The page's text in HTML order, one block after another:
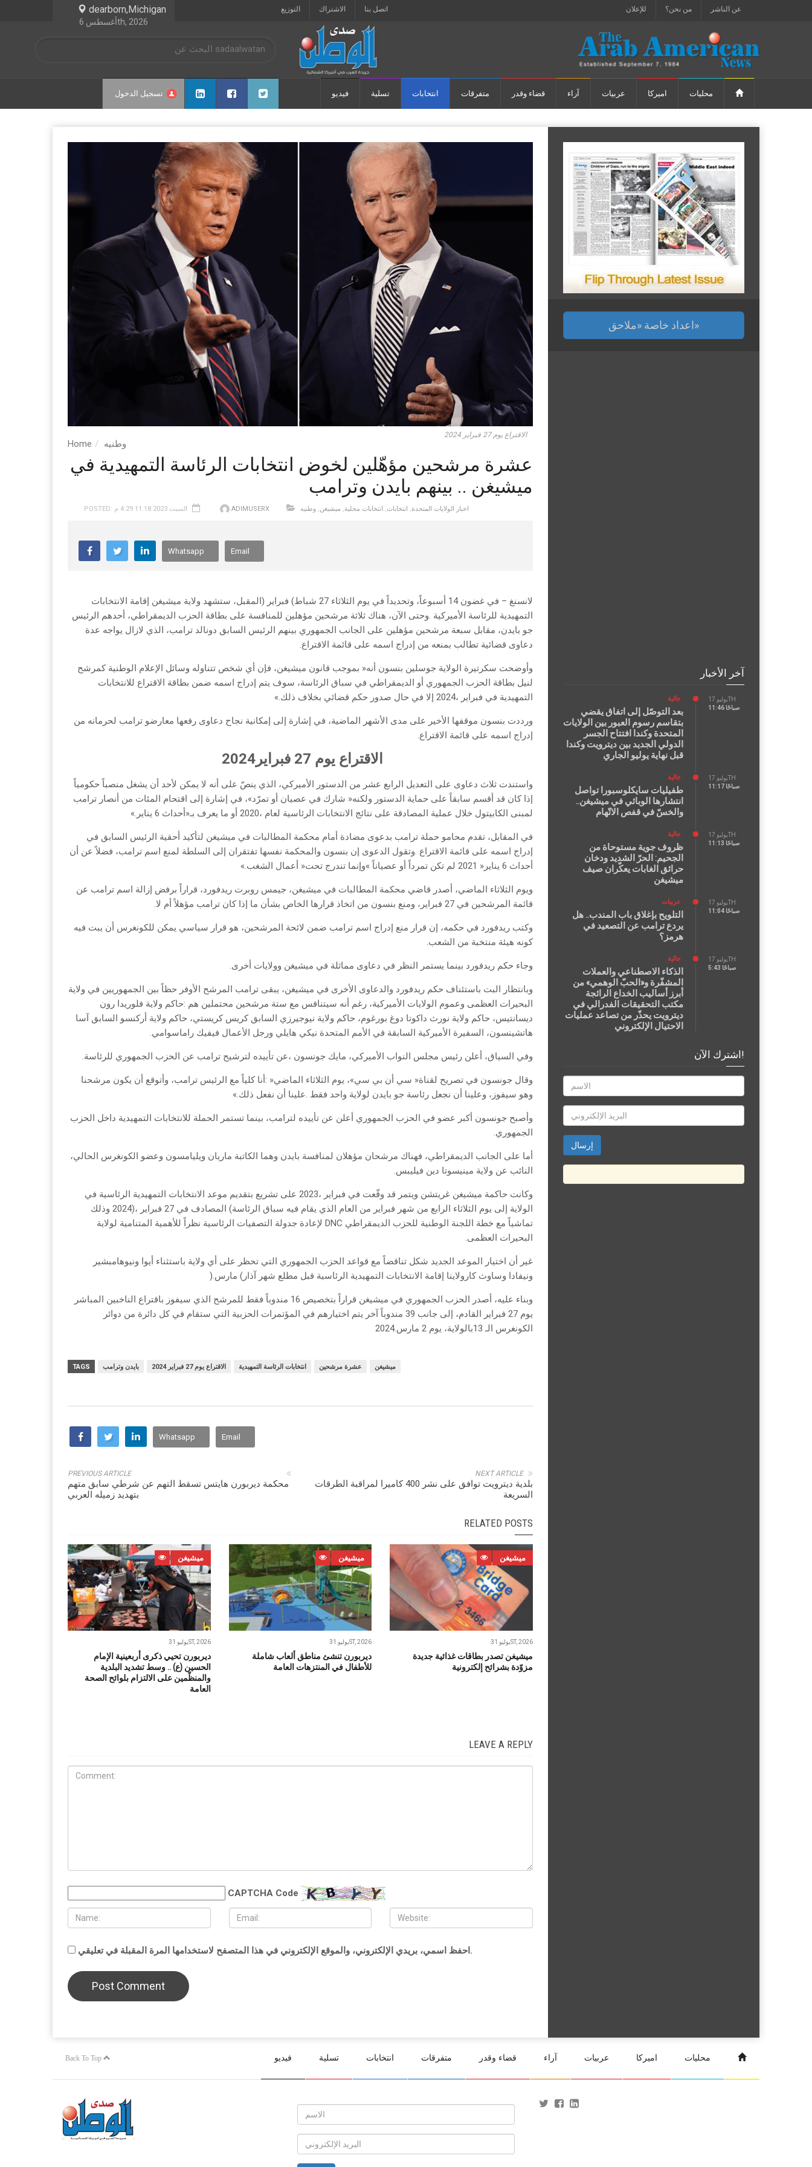
dearborn,Michigan
أغسطس 6th, 2026
اتصل بنا الاشتراك التوزيع عن الناشر من نحن؟ للإعلان
تسجيل الدخول محليات اميركا عربيات آراء قضاء وقدر متفرقات انتخابات تسلية فيديو
الاقتراع يوم 27 فبراير 2024
Home وطنيه
عشرة مرشحين مؤهّلين لخوض انتخابات الرئاسة التمهيدية في
ميشيغن .. بينهم بايدن وترامب
POSTED: السبت 11.18.2023 4:29 م ADIMUSERX اخبار الولايات المتحدة, انتخابات, انتخابات محلية, ميشيغن, وطنيه
Whatsapp Email
‬دعاوى‭ ‬قضائية‭ ‬تطالب‭ ‬بمنعه‭ ‬من‭ ‬إدراج‭ ‬اسمه‭ ‬على‭ ‬قائمة‭ ‬الاقتراع‭.‬
‬التمهيدية‭ ‬في‭ ‬فبراير‭ ‬2024،‭ ‬إلا‭ ‬في‭ ‬حال‭ ‬صدور‭ ‬حكم‭ ‬قضائي‭ ‬بخلاف‭ ‬ذلك‮»‬‭.‬
‬إدراج‭ ‬اسمه‭ ‬على‭ ‬قائمة‭ ‬الاقتراع‭.‬
الاقتراع‭ ‬يوم‭ ‬27‭ ‬فبراير‭ ‬2024
‬لمبنى‭ ‬الكابيتول‭ ‬خلال‭ ‬عملية‭ ‬المصادقة‭ ‬على‭ ‬نتائج‭ ‬الانتخابات‭ ‬الرئاسية‭ ‬لعام‭ ‬2020،‭ ‬أو‭ ‬ما‭ ‬يعرف‭ ‬بـ«أحداث‭ ‬6‭ ‬يناير‮»‬‭.‬
‬أحداث‭ ‬6‭ ‬يناير‭ ‬2021‭ ‬‮«‬لم‭ ‬تكن‭ ‬تمرداً‭ ‬أو‭ ‬عصياناً‮»‬‭ ‬وإنما‭ ‬تندرج‭ ‬تحت‭ ‬‮«‬أعمال‭ ‬الشغب‮»‬‭.‬
‬قائمة‭ ‬المرشحين‭ ‬في‭ ‬27‭ ‬فبراير،‭ ‬ومنع‭ ‬بنسون‭ ‬من‭ ‬اتخاذ‭ ‬قرارها‭ ‬الخاص‭ ‬بشأن‭ ‬ما‭ ‬إذا‭ ‬كان‭ ‬ترامب‭ ‬مؤهلاً‭ ‬أم‭ ‬لا‭.‬
‬كونه‭ ‬هيئة‭ ‬منتخبة‭ ‬من‭ ‬الشعب‭.‬
وجاء‭ ‬حكم‭ ‬ريدفورد‭ ‬بينما‭ ‬يستمر‭ ‬النظر‭ ‬في‭ ‬دعاوى‭ ‬مماثلة‭ ‬في‭ ‬ميشيغن‭ ‬وولايات‭ ‬أخرى‭.‬
‬هاتشينسون،‭ ‬السفيرة‭ ‬الأميركية‭ ‬السابقة‭ ‬في‭ ‬الأمم‭ ‬المتحدة‭ ‬نيكي‭ ‬هايلي‭ ‬ورجل‭ ‬الأعمال‭ ‬فيفيك‭ ‬راماسوامي‭.‬
وفي‭ ‬السياق،‭ ‬أعلن‭ ‬رئيس‭ ‬مجلس‭ ‬النواب‭ ‬الأميركي،‭ ‬مايك‭ ‬جونسون‭ ‬،عن‭ ‬تأييده‭ ‬لترشيح‭ ‬ترامب‭ ‬عن‭ ‬الحزب‭ ‬الجمهوري‭ ‬للرئاسة‭.‬
‬وهو‭ ‬سيفوز،‭ ‬وعلينا‭ ‬أن‭ ‬نجعل‭ ‬رئاسة‭ ‬جو‭ ‬بايدن‭ ‬لولاية‭ ‬واحد‭ ‬فقط‭. ‬علينا‭ ‬أن‭ ‬نفعل‭ ‬ذلك‮»‬‭.‬
‬الجمهوري‭.‬
‬النائب‭ ‬عن‭ ‬ولاية‭ ‬مينيسوتا‭ ‬دين‭ ‬فيليبس‭.‬
‬البحيرات‭ ‬العظمى‭.‬
‬ونيفادا‭ ‬وساوث‭ ‬كارولاينا‭ ‬إقامة‭ ‬الانتخابات‭ ‬التمهيدية‭ ‬الرئاسية‭ ‬قبل‭ ‬مطلع‭ ‬شهر‭ ‬آذار‭ (‬مارس‭).‬
‬الكونغرس‭ ‬الـ13‭ ‬بالولاية،‭ ‬يوم‭ ‬2‭ ‬مارس‭ ‬2024‭.‬
TAGS بايدن وترامب الاقتراع يوم 27 فبراير 2024 انتخابات الرئاسة التمهيدية عشرة مرشحين ميشيغن
Whatsapp Email
NEXT ARTICLE
بلدية ديترويت توافق على نشر 400 كاميرا لمراقبة الطرقات
السريعة
PREVIOUS ARTICLE
محكمة ديربورن هايتس تسقط التهم عن شرطي سابق متهم
بتهديد زميله العربي
RELATED POSTS
ميشيغن
يوليو 31ST, 2026
ديربورن تحيي ذكرى أربعينية الإمام
الحسين (ع) .. وسط تشديد البلدية
والمنظّمين على الالتزام بلوائح الصحة
العامة
ميشيغن
يوليو 31ST, 2026
ديربورن تنشئ مناطق ألعاب شاملة
للأطفال في المنتزهات العامة
ميشيغن
يوليو 31ST, 2026
ميشيغن تصدر بطاقات غذائية جديدة
مزوّدة بشرائح إلكترونية
LEAVE A REPLY
CAPTCHA Code
احفظ اسمي، بريدي الإلكتروني، والموقع الإلكتروني في هذا المتصفح لاستخدامها المرة المقبلة في تعليقي.
اعداد خاصة «ملاحق»
آخر الأخبار
يوليو 17TH
11:46 صباحًا
جالية
بعد التوصّل إلى اتفاق يقضي
بتقاسم رسوم العبور بين الولايات
المتحدة وكندا افتتاح الجسر
الدولي الجديد بين ديترويت وكندا
قبل نهاية يوليو الجاري
يوليو 17TH
11:17 صباحًا
جالية
طفيليات سايكلوسبورا تواصل
انتشارها الوبائي في ميشيغن..
والخسّ في قفص الاتّهام
يوليو 17TH
11:13 صباحًا
جالية
ظروف جوية مستوحاة من
الجحيم: الحرّ الشديد ودخان
حرائق الغابات يعكّران صيف
ميشيغن
يوليو 17TH
11:04 صباحًا
عربيات
التلويح بإغلاق باب المندب.. هل
يردع ترامب عن التصعيد في
هرمز؟
يوليو 17TH
5:43 صباحًا
جالية
الذكاء الاصطناعي والعملات
المشفّرة و«الحبّ الوهمي» من
أبرز أساليب الخداع الرائجة
مكتب التحقيقات الفدرالي في
ديترويت يحذّر من تصاعد عمليات
الاحتيال الإلكتروني
اشترك الآن!
محليات اميركا عربيات آراء قضاء وقدر متفرقات انتخابات تسلية فيديو Back To Top